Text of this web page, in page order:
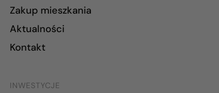
Zakup mieszkania
Aktualności
Kontakt
INWESTYCJE